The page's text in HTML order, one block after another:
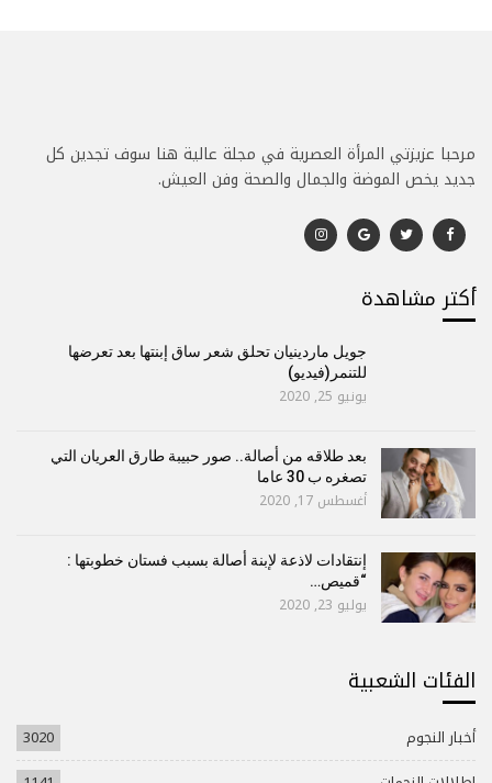
مرحبا عزيزتي المرأة العصرية في مجلة عالية هنا سوف تجدين كل
جديد يخص الموضة والجمال والصحة وفن العيش.
أكتر مشاهدة
جويل ماردينيان تحلق شعر ساق إبنتها بعد تعرضها
للتنمر(فيديو)
يونيو 25, 2020
بعد طلاقه من أصالة.. صور حبيبة طارق العريان التي
تصغره ب 30 عاما
أغسطس 17, 2020
إنتقادات لاذعة لإبنة أصالة بسبب فستان خطوبتها :
“قميص…
يوليو 23, 2020
الفئات الشعبية
أخبار النجوم
3020